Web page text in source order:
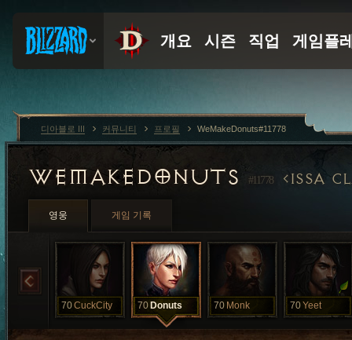
WEMAKEDONUTS #11778 ISSA
영웅 게임 기록
70CuckCity 70 Donuts 70 Monk 70Yeet
디아블로 III 커뮤니티 프로필 WeMakeDonuts#11778